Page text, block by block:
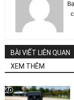
BÀI VIẾT LIÊN QUAN
XEM THÊM